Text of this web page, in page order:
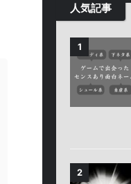
人気記事
1
2